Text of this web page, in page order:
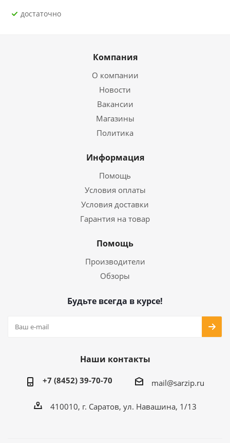
Достаточно
Компания
О компании
Новости
Вакансии
Магазины
Политика
Информация
Помощь
Условия оплаты
Условия доставки
Гарантия на товар
Помощь
Производители
Обзоры
Будьте всегда в курсе!
Наши контакты
+7 (8452) 39-70-70 mail@sarzip.ru
410010, г. Саратов, ул. Навашина, 1/13